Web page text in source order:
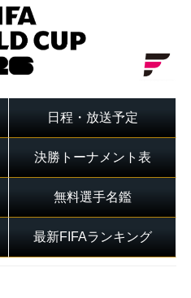
日程・放送予定
決勝トーナメント表
無料選手名鑑
最新FIFAランキング